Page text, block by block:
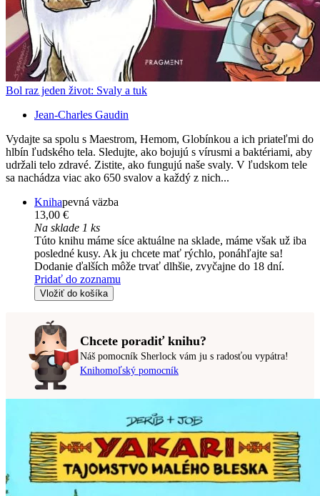
Bol raz jeden život: Svaly a tuk
Jean-Charles Gaudin
Vydajte sa spolu s Maestrom, Hemom, Globínkou a ich priateľmi do
hlbín ľudského tela. Sledujte, ako bojujú s vírusmi a baktériami, aby
udržali telo zdravé. Zistite, ako fungujú naše svaly. V ľudskom tele
sa nachádza viac ako 650 svalov a každý z nich...
Knihapevná väzba
13,00 €
Na sklade 1 ks
Túto knihu máme síce aktuálne na sklade, máme však už iba
posledné kusy. Ak ju chcete mať rýchlo, ponáhľajte sa!
Dodanie ďalších môže trvať dlhšie, zvyčajne do 18 dní.
Pridať do zoznamu
Vložiť do košíka
Chcete poradiť knihu?
Náš pomocník Sherlock vám ju s radosťou vypátra!
Knihomoľský pomocník